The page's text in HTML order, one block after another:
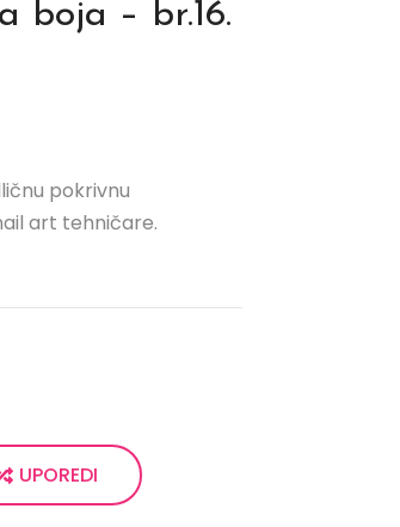
boja – br.16.
pokrivnu
art tehničare.
UPOREDI